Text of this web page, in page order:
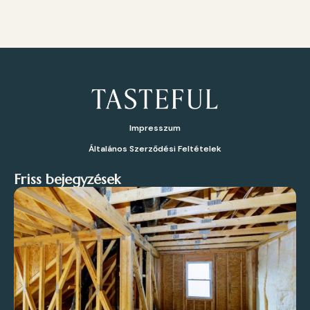
Impresszum
Általános Szerződési Feltételek
Friss bejegyzések